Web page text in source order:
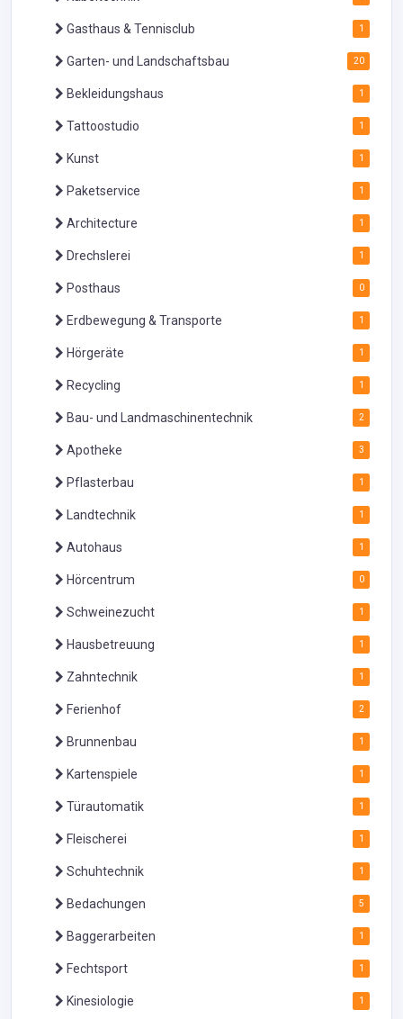
Gasthaus & Tennisclub 1
Garten- und Landschaftsbau 20
Bekleidungshaus 1
Tattoostudio 1
Kunst 1
Paketservice 1
Architecture 1
Drechslerei 1
Posthaus 0
Erdbewegung & Transporte 1
Hörgeräte 1
Recycling 1
Bau- und Landmaschinentechnik 2
Apotheke 3
Pflasterbau 1
Landtechnik 1
Autohaus 1
Hörcentrum 0
Schweinezucht 1
Hausbetreuung 1
Zahntechnik 1
Ferienhof 2
Brunnenbau 1
Kartenspiele 1
Türautomatik 1
Fleischerei 1
Schuhtechnik 1
Bedachungen 5
Baggerarbeiten 1
Fechtsport 1
Kinesiologie 1